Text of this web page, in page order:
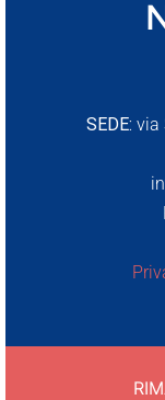
SEDE: via